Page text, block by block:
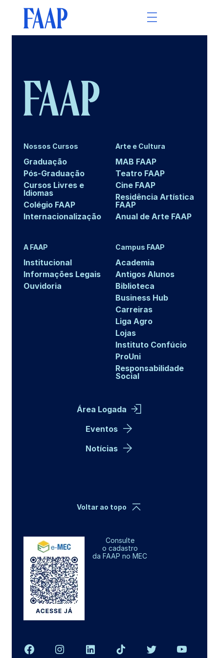
Nossos Cursos
Graduação
Pós-Graduação
Cursos Livres e
Idiomas
Colégio FAAP
Internacionalização
Arte e Cultura
MAB FAAP
Teatro FAAP
Cine FAAP
Residência Artística
FAAP
Anual de Arte FAAP
A FAAP
Institucional
Informações Legais
Ouvidoria
Campus FAAP
Academia
Antigos Alunos
Biblioteca
Business Hub
Carreiras
Liga Agro
Lojas
Instituto Confúcio
ProUni
Responsabilidade
Social
Área Logada
Eventos
Notícias
Consulte
o cadastro
da FAAP no MEC
Voltar ao topo